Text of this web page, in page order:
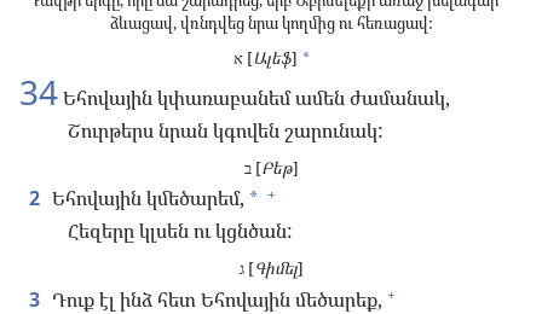
ձևացավ, վռնդվեց նրա կողմից ու հեռացավ:
א [Ալեֆ] *
34Եհովային կփառաբանեմ ամեն ժամանակ,
Շուրթերս նրան կգովեն շարունակ:
ב [Բեթ]
2 Եհովային կմեծարեմ, * +
Հեզերը կլսեն ու կցնծան:
ג [Գիմել]
3 Դուք էլ ինձ հետ Եհովային մեծարեք, +